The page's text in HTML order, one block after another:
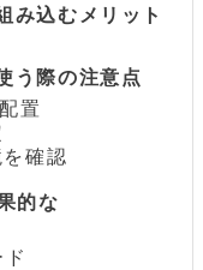
込むメリット
う際の注意点
置
確認
的な